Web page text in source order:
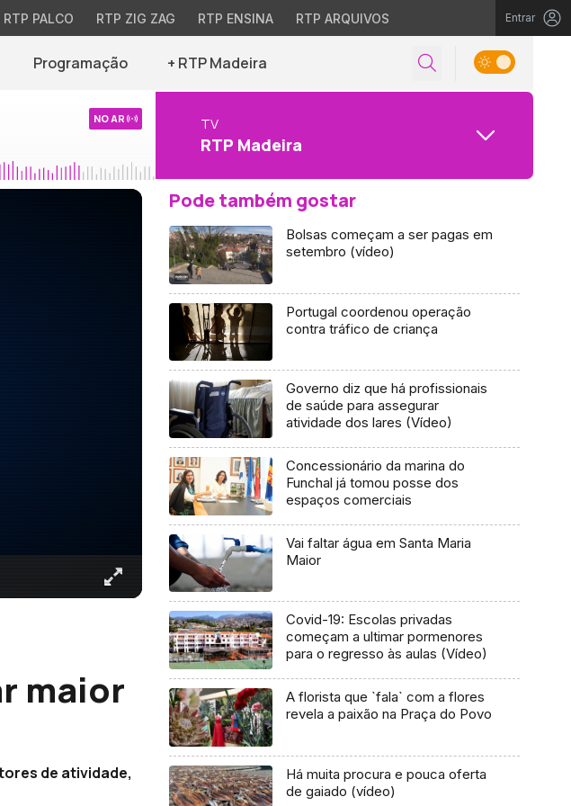
RTP PALCO RTP ZIG ZAG RTP ENSINA RTP ARQUIVOS Entrar
Programação + RTP Madeira
NO AR TV
RTP Madeira
maior
de atividade,
Pode também gostar
Bolsas começam a ser pagas em
setembro (vídeo)
Portugal coordenou operação
contra tráfico de criança
Governo diz que há profissionais
de saúde para assegurar
atividade dos lares (Vídeo)
Concessionário da marina do
Funchal já tomou posse dos
espaços comerciais
Vai faltar água em Santa Maria
Maior
Covid-19: Escolas privadas
começam a ultimar pormenores
para o regresso às aulas (Vídeo)
A florista que `fala` com a flores
revela a paixão na Praça do Povo
Há muita procura e pouca oferta
de gaiado (vídeo)